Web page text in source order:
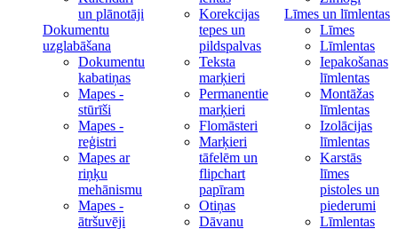
un plānotāji
Dokumentu
uzglabāšana
Dokumentu
kabatiņas
Mapes -
stūrīši
Mapes -
reģistri
Mapes ar
riņķu
mehānismu
Mapes -
ātršuvēji
Korekcijas
tepes un
pildspalvas
Teksta
marķieri
Permanentie
marķieri
Flomāsteri
Marķieri
tāfelēm un
flipchart
papīram
Otiņas
Dāvanu
Līmes un līmlentas
Līmes
Līmlentas
Iepakošanas
līmlentas
Montāžas
līmlentas
Izolācijas
līmlentas
Karstās
līmes
pistoles un
piederumi
Līmlentas